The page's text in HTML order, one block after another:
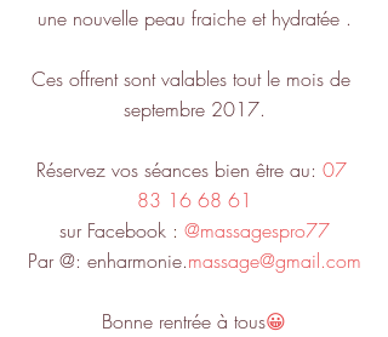
une nouvelle peau fraiche et hydratée .
Ces offrent sont valables tout le mois de
septembre 2017.
Réservez vos séances bien être au: 07
83 16 68 61
sur Facebook : @massagespro77
Par @: enharmonie.massage@gmail.com
Bonne rentrée à tous😀